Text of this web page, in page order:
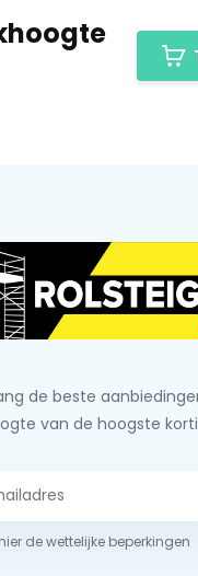
de beste
van de hoogste
de wettelijke beperkingen